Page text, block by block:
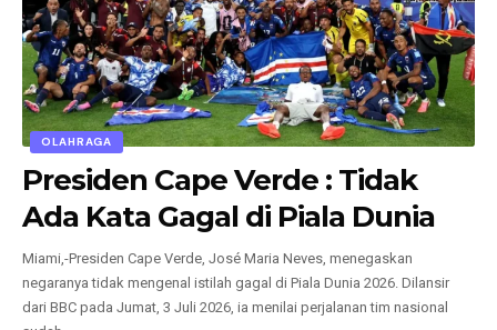
OLAHRAGA
Presiden Cape Verde : Tidak
Ada Kata Gagal di Piala Dunia
Miami,-Presiden Cape Verde, José Maria Neves, menegaskan
negaranya tidak mengenal istilah gagal di Piala Dunia 2026. Dilansir
dari BBC pada Jumat, 3 Juli 2026, ia menilai perjalanan tim nasional